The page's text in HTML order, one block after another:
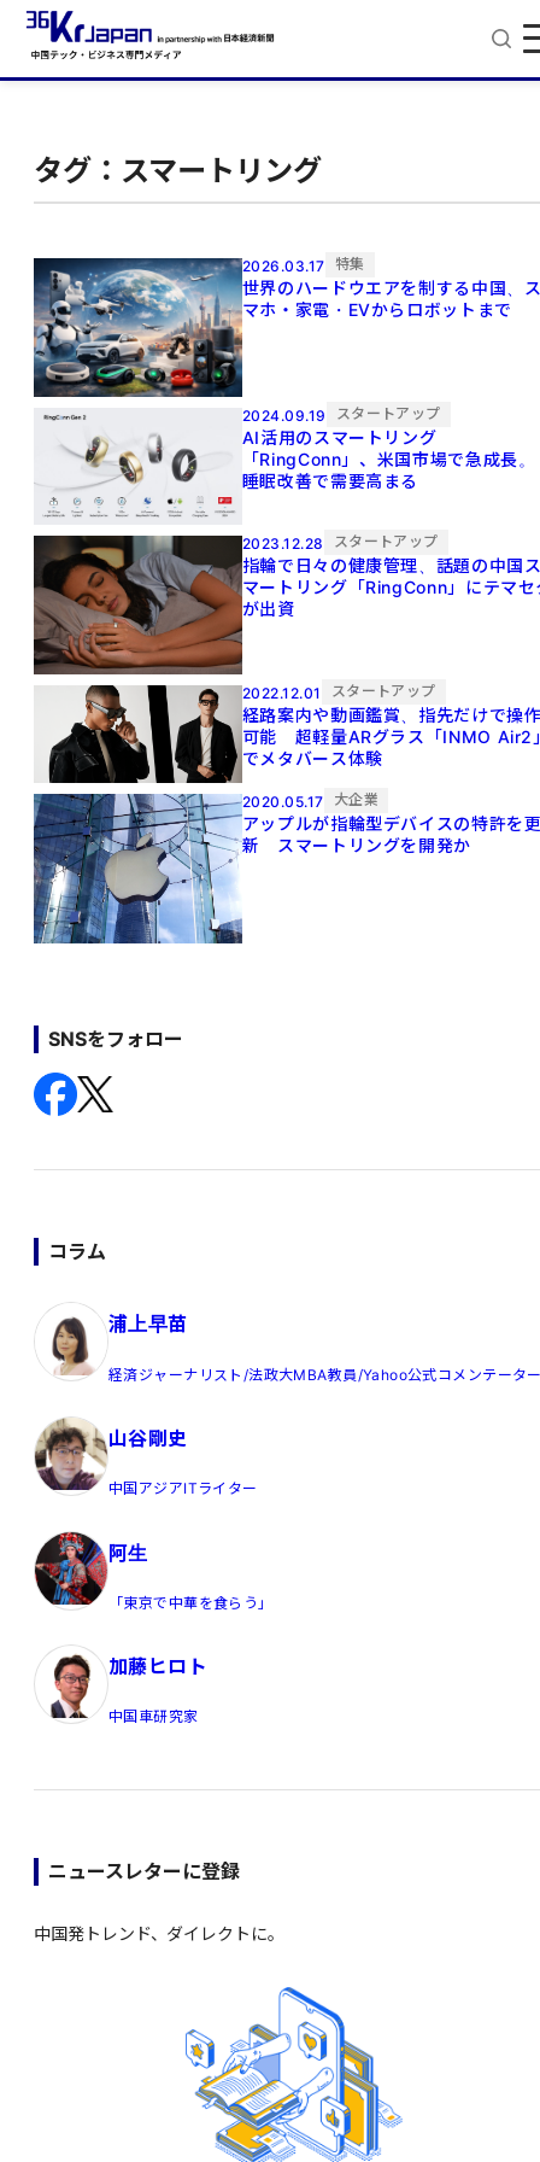
タグ：スマートリング
2026.03.17 特集
世界のハードウエアを制する中国、
マホ・家電・EVからロボットまで
2024.09.19 スタートアップ
AI活用のスマートリング
「RingConn」、米国市場で急成長。
睡眠改善で需要高まる
2023.12.28 スタートアップ
指輪で日々の健康管理、話題の中国
マートリング「RingConn」にテマセ
が出資
2022.12.01 スタートアップ
経路案内や動画鑑賞、指先だけで操
可能 超軽量ARグラス「INMO Air2
でメタバース体験
2020.05.17 大企業
アップルが指輪型デバイスの特許を
新 スマートリングを開発か
SNSをフォロー
コラム
浦上早苗
経済ジャーナリスト/法政大MBA教員/Yahoo公式コメンテータ
山谷剛史
中国アジアITライター
阿生
「東京で中華を食らう」
加藤ヒロト
中国車研究家
ニュースレターに登録
中国発トレンド、ダイレクトに。